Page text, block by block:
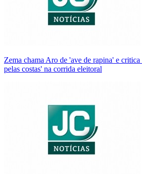
Zema chama Aro de 'ave de rapina' e
pelas costas' na corrida eleitoral